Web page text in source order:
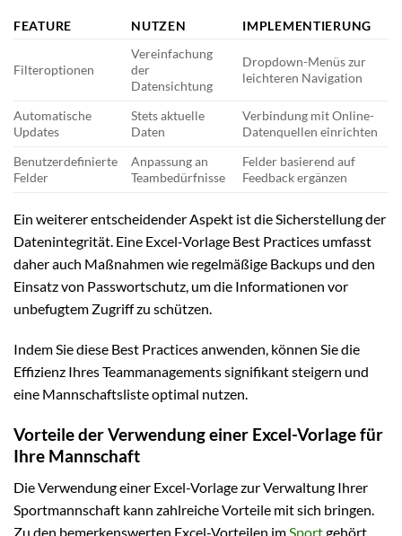
FEATURE NUTZEN IMPLEMENTIERUNG
Filteroptionen
Vereinfachung
der
Datensichtung
Dropdown-Menüs zur
leichteren Navigation
Automatische
Updates
Stets aktuelle
Daten
Verbindung mit Online-
Datenquellen einrichten
Benutzerdefinierte
Felder
Anpassung an
Teambedürfnisse
Felder basierend auf
Feedback ergänzen
Ein weiterer entscheidender Aspekt ist die Sicherstellung der
Datenintegrität. Eine Excel-Vorlage Best Practices umfasst
daher auch Maßnahmen wie regelmäßige Backups und den
Einsatz von Passwortschutz, um die Informationen vor
unbefugtem Zugriff zu schützen.
Indem Sie diese Best Practices anwenden, können Sie die
Effizienz Ihres Teammanagements signifikant steigern und
eine Mannschaftsliste optimal nutzen.
Vorteile der Verwendung einer Excel-Vorlage für
Ihre Mannschaft
Die Verwendung einer Excel-Vorlage zur Verwaltung Ihrer
Sportmannschaft kann zahlreiche Vorteile mit sich bringen.
Zu den bemerkenswerten Excel-Vorteilen im Sportgehört